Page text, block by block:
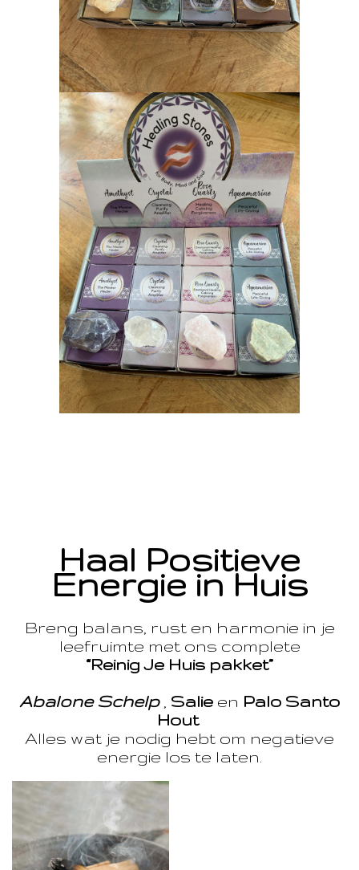
Haal Positieve
Energie in Huis
Breng balans, rust en harmonie in je
leefruimte met ons complete
“Reinig Je Huis pakket”
Abalone Schelp, Salie en Palo Santo
Hout
Alles wat je nodig hebt om negatieve
energie los te laten.